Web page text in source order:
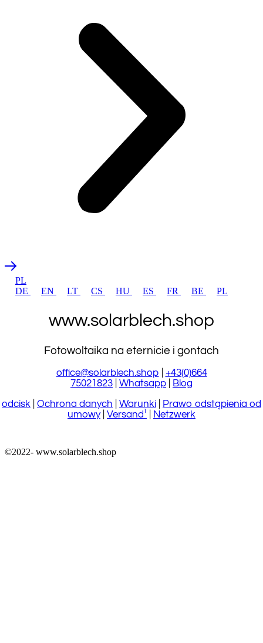
PL
DE
EN LT CS HU ES FR BE PL
www.solarblech.shop
Fotowoltaika na eternicie i gontach
office@solarblech.shop
+43(0)664
75021823
Whatsapp
Blog
odcisk
Ochrona danych Warunki
Prawo odstąpienia od
umowy| Versand¹ Netzwerk
©2022- www.solarblech.shop